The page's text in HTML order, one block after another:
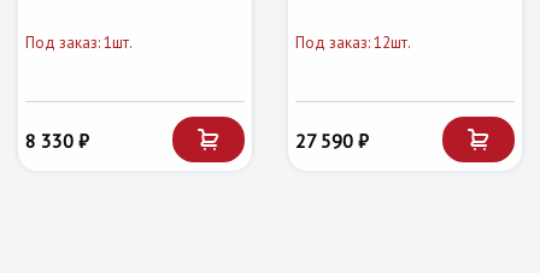
Под заказ: 1шт.
8 330 ₽
Под заказ: 12шт.
27 590 ₽